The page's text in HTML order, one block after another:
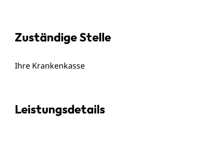
Zuständige Stelle
Ihre Krankenkasse
Leistungsdetails